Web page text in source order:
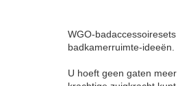
WGO-
badkamerruimte-ideeën.
U hoeft geen gaten